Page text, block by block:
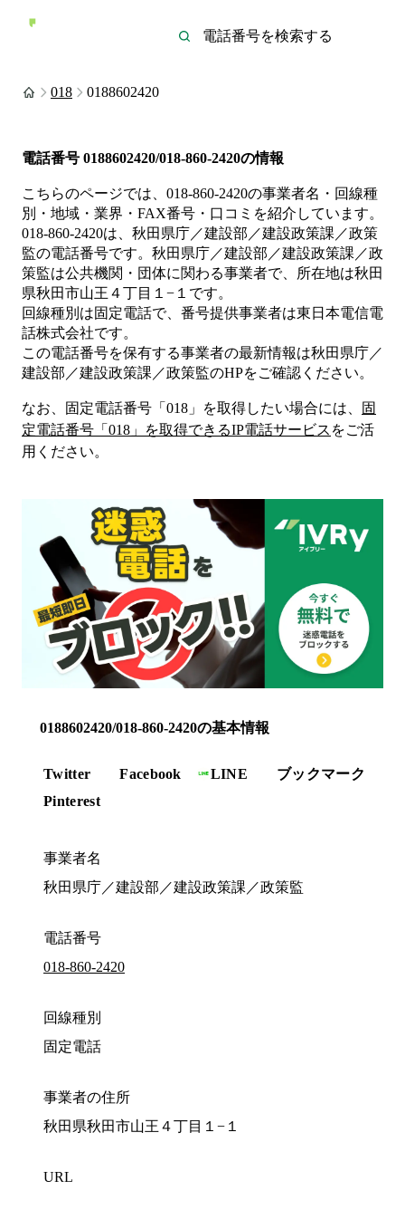
018 0188602420
電話番号 0188602420/018-860-2420の情報
こちらのページでは、 018-860-2420の事業者名・回線種
別・地域・業界・FAX番号・口コミを紹介しています。
018-860-2420は、 秋田県庁／建設部／建設政策課／政策
監の電話番号です。 秋田県庁／建設部／建設政策課／政
策監は公共機関・団体に関わる事業者で、所在地は秋田
県秋田市山王４丁目１−１ です。
回線種別は固定電話で、番号提供事業者は東日本電信電
話株式会社です。
この電話番号を保有する事業者の最新情報は秋田県庁／
建設部／建設政策課／政策監のHPをご確認ください。
なお、固定電話番号「 018 」を取得したい場合には、
固
定電話番号「 018 」を取得できるIP電話サービス をご活
用ください。
0188602420/018-860-2420の基本情報
Twitter Facebook LINE
ブックマーク
Pinterest
事業者名
秋田県庁／建設部／建設政策課／政策監
電話番号
018-860-2420
回線種別
固定電話
事業者の住所
秋田県秋田市山王４丁目１−１
URL